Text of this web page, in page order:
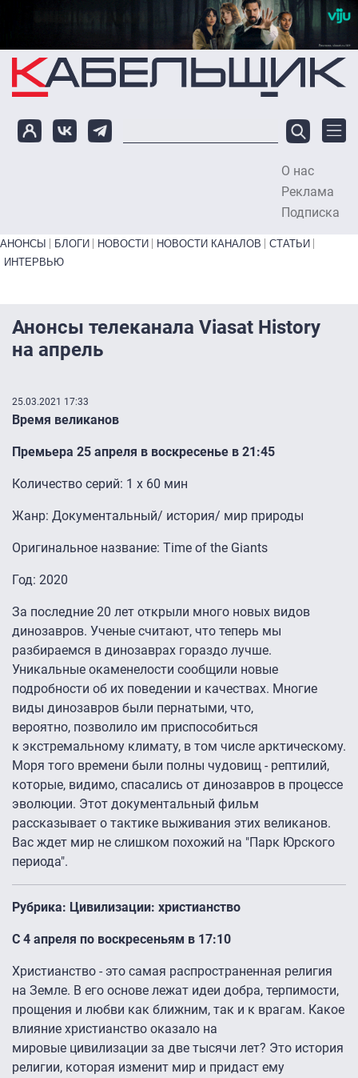
Перейти к основному содержанию
О нас
Реклама
Подписка
Primary links bottom
АНОНСЫ БЛОГИ НОВОСТИ НОВОСТИ КАНАЛОВ
СТАТЬИ
ИНТЕРВЬЮ
Анонсы телеканала Viasat History
на апрель
25.03.2021 17:33
Время великанов
Премьера 25 апреля в воскресенье в 21:45
Количество серий: 1 x 60 мин
Жанр: Документальный/ история/ мир природы
Оригинальное название: Time of the Giants
Год: 2020
За последние 20 лет открыли много новых видов
динозавров. Ученые считают, что теперь мы
разбираемся в динозаврах гораздо лучше.
Уникальные окаменелости сообщили новые
подробности об их поведении и качествах. Многие
виды динозавров были пернатыми, что,
вероятно, позволило им приспособиться
к экстремальному климату, в том числе арктическому.
Моря того времени были полны чудовищ - рептилий,
которые, видимо, спасались от динозавров в процессе
эволюции. Этот документальный фильм
рассказывает о тактике выживания этих великанов.
Вас ждет мир не слишком похожий на "Парк Юрского
периода".
Рубрика: Цивилизации: христианство
С 4 апреля по воскресеньям в 17:10
Христианство - это самая распространенная религия
на Земле. В его основе лежат идеи добра, терпимости,
прощения и любви как ближним, так и к врагам. Какое
влияние христианство оказало на
мировые цивилизации за две тысячи лет? Это история
религии, которая изменит мир и придаст ему